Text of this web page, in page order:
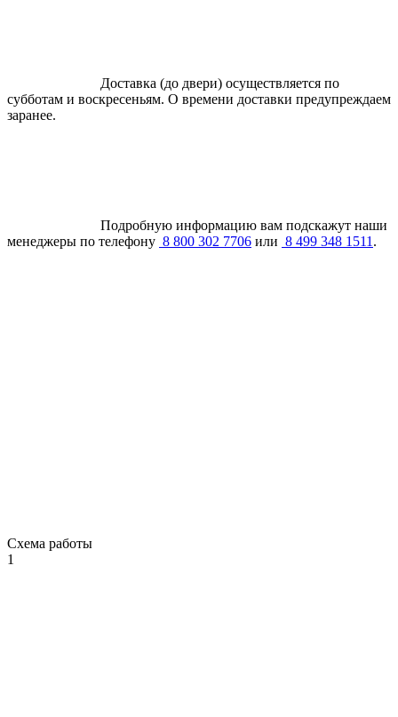
Доставка (до двери) осуществляется по
субботам и воскресеньям. О времени доставки предупреждаем
заранее.
Подробную информацию вам подскажут наши
менеджеры по телефону 8 800 302 7706 или 8 499 348 1511 .
Схема работы
1